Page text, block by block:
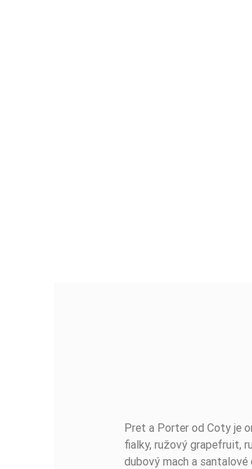
Pret a Porter od Coty je
fialky, ružový grapefruit,
dubový mach a santalové
BUĎTE PRVÝ, KTO